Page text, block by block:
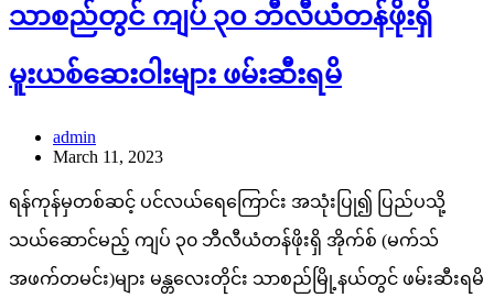
သာစည်တွင် ကျပ် ၃၀ ဘီလီယံတန်ဖိုးရှိ
မူးယစ်ဆေးဝါးများ ဖမ်းဆီးရမိ
admin
March 11, 2023
ရန်ကုန်မှတစ်ဆင့် ပင်လယ်ရေကြောင်း အသုံးပြု၍ ပြည်ပသို့
သယ်ဆောင်မည့် ကျပ် ၃၀ ဘီလီယံတန်ဖိုးရှိ အိုက်စ် (မက်သ်
အဖက်တမင်း)များ မန္တလေးတိုင်း သာစည်မြို့နယ်တွင် ဖမ်းဆီးရမိ